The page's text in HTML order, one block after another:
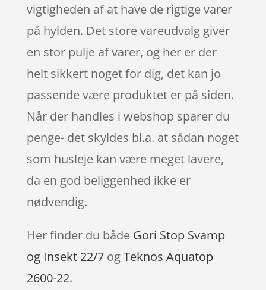
vigtigheden af at have de rigtige varer
på hylden. Det store vareudvalg giver
en stor pulje af varer, og her er der
helt sikkert noget for dig, det kan jo
passende være produktet er på siden.
Når der handles i webshop sparer du
penge- det skyldes bl.a. at sådan noget
som husleje kan være meget lavere,
da en god beliggenhed ikke er
nødvendig.
Her finder du både Gori Stop Svamp
og Insekt 22/7ogTeknos Aquatop
2600-22.